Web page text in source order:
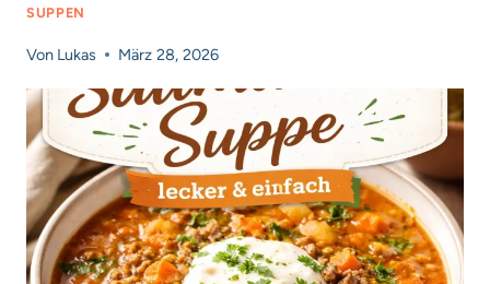
SUPPEN
Von Lukas März 28, 2026